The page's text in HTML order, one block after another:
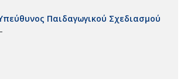
Παιδαγωγικού Σχεδιασμού